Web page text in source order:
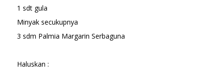
1 sdt gula
Minyak secukupnya
3 sdm Palmia Margarin Serbaguna
Haluskan :